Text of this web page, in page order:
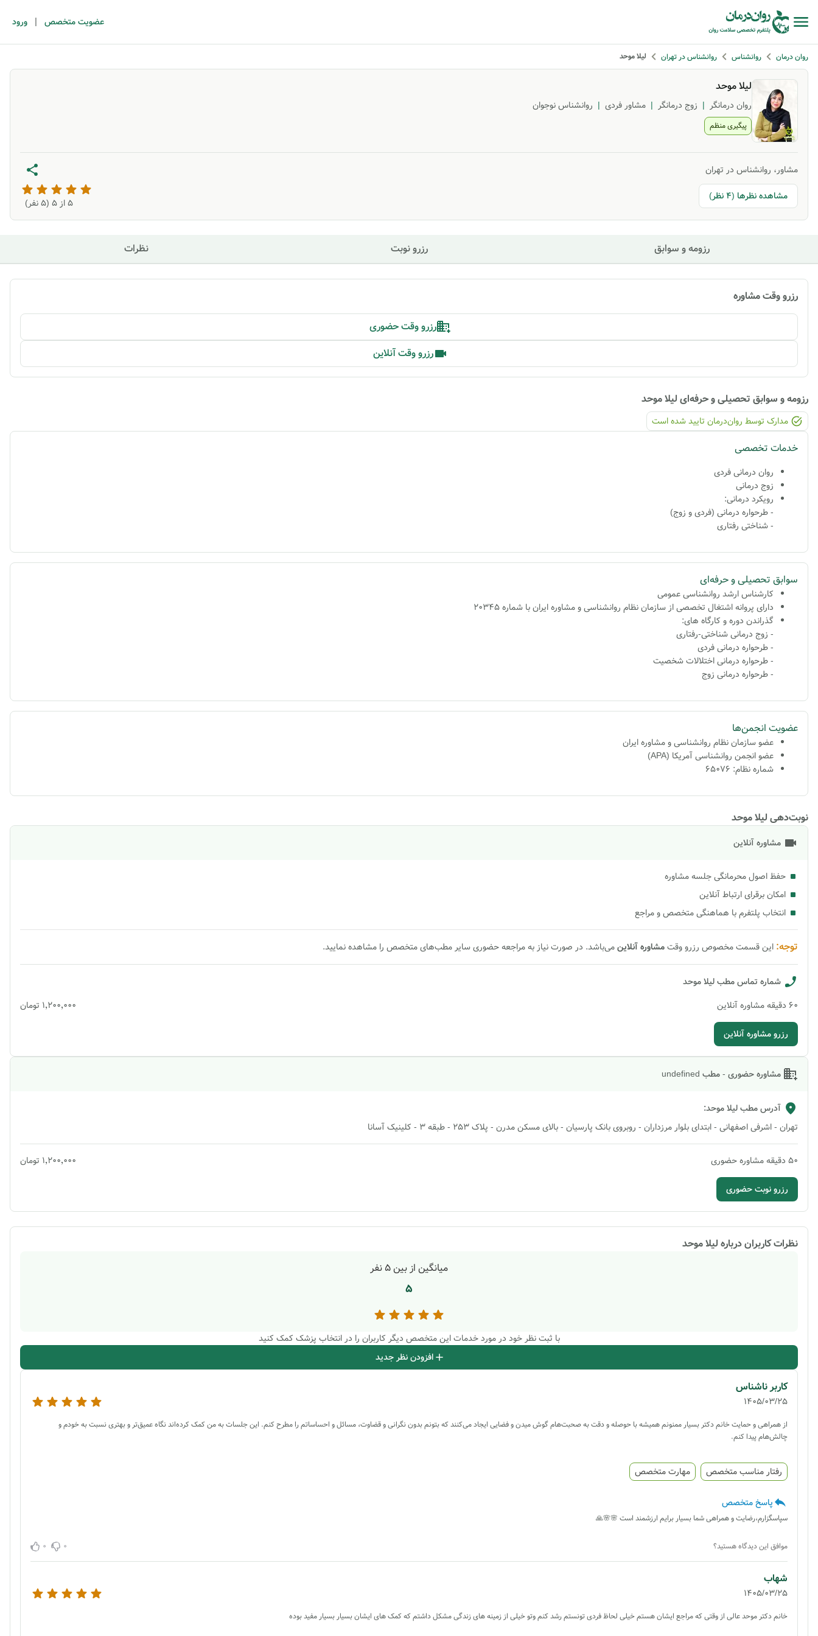
عضویت متخصص | ورود
روان درمان روانشناس روانشناس در تهران لیلا موحد
لیلا موحد
روان درمانگر | زوج درمانگر | مشاور فردی | روانشناس نوجوان
پیگیری منظم
مشاور، روانشناس در تهران
مشاهده نظرها (4 نظر)
5از ۵ ( 5نفر)
رزومه و سوابق رزرو نوبت نظرات
رزرو وقت مشاوره
رزرو وقت حضوری
رزرو وقت آنلاین
رزومه و سوابق تحصیلی و حرفه‌ای لیلا موحد
مدارک توسط روان‌درمان تایید شده ‌است
خدمات تخصصی
روان درمانی فردی
زوج درمانی
رویکرد درمانی:
- طرحواره درمانی (فردی و زوج)
- شناختی رفتاری
سوابق تحصیلی و حرفه‌ای
کارشناس ارشد روانشناسی عمومی
دارای پروانه اشتغال تخصصی از سازمان نظام روانشناسی و مشاوره ایران با شماره 20345
گذراندن دوره و کارگاه های:
- زوج درمانی شناختی-رفتاری
-طرحواره درمانی فردی
- طرحواره درمانی اختلالات شخصیت
- طرحواره درمانی زوج
عضویت انجمن‌ها
عضو سازمان نظام روانشناسی و مشاوره ایران
عضو انجمن روانشناسی آمریکا (APA)
شماره نظام: 65076
نوبت‌دهی لیلا موحد
مشاوره آنلاین
حفظ اصول محرمانگی جلسه مشاوره
امکان برقرای ارتباط آنلاین
انتخاب پلتفرم با هماهنگی متخصص و مراجع
توجه: این قسمت مخصوص رزرو وقتمشاورهآنلاینمی‌باشد. در صورت نیاز به مراجعه حضوری سایر مطب‌های متخصص را مشاهده نمایید.
شماره تماس مطبلیلا موحد
60 دقیقهمشاوره آنلاین ۱٬۲۰۰٬۰۰۰ تومان
رزرو مشاوره آنلاین
مشاوره حضوری - مطب undefined
آدرس مطبلیلا موحد:
تهران - اشرفی اصفهانی - ابتدای بلوار مرزداران - روبروی بانک پارسیان - بالای مسکن مدرن - پلاک 253 - طبقه 3 - کلینیک آسانا
50 دقیقهمشاوره حضوری ۱٬۲۰۰٬۰۰۰ تومان
رزرو نوبت حضوری
نظرات کاربران درباره لیلا موحد
میانگین از بین5 نفر
5
با ثبت نظر خود در مورد خدمات این متخصص دیگر کاربران را در انتخاب پزشک کمک کنید
افزودن نظر جدید
کاربر ناشناس
1405/03/25
از همراهی و حمایت خانم دکتر بسیار ممنونم همیشه با حوصله و دقت به صحبت‌هام گوش میدن و فضایی ایجاد می‌کنند که بتونم بدون نگرانی و قضاوت، مسائل و احساساتم را مطرح کنم. این جلسات به من کمک کرده‌اند نگاه عمیق‌تر و بهتری نسبت به خودم و
چالش‌هام پیدا کنم.
رفتار مناسب متخصص مهارت متخصص
پاسخ متخصص
سپاسگزارم،رضایت و همراهی شما بسیار برایم ارزشمند است 🌸🌸🙏
موافق این دیدگاه هستید؟ 0
0
شهاب
1405/03/25
خانم دکتر موحد عالی از وقتی که مراجع ایشان هستم خیلی لحاظ فردی تونستم رشد کنم وتو خیلی از زمینه های زندگی مشکل داشتم که کمک های ایشان بسیار بسیار مفید بوده